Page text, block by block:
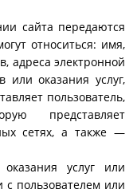
сайта передаются
относиться: имя,
адреса электронной
или оказания услуг,
пользователь,
представляет
сетях, а также —
услуг или
с пользователем или